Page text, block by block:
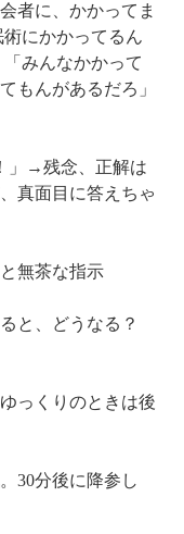
者に、かかってま
にかかってるん
みんなかかって
もんがあるだろ」
」→残念、正解は
真面目に答えちゃ
無茶な指示
と、どうなる？
っくりのときは後
30分後に降参し